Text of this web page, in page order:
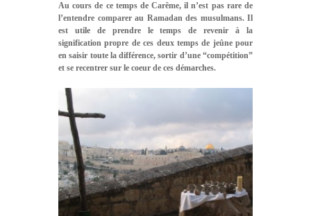
Au cours de ce temps de Carême, il n’est pas rare de
l’entendre comparer au Ramadan des musulmans. Il
est utile de prendre le temps de revenir à la
signification propre de ces deux temps de jeûne pour
en saisir toute la différence, sortir d’une “compétition”
et se recentrer sur le coeur de ces démarches.